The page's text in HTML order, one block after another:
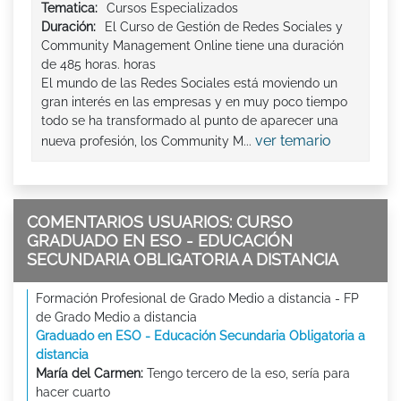
Tematica:
Cursos Especializados
Duración:
El Curso de Gestión de Redes Sociales y
Community Management Online tiene una duración
de 485 horas. horas
El mundo de las Redes Sociales está moviendo un
gran interés en las empresas y en muy poco tiempo
todo se ha transformado al punto de aparecer una
nueva profesión, los Community M... ver temario
COMENTARIOS USUARIOS: CURSO
GRADUADO EN ESO - EDUCACIÓN
SECUNDARIA OBLIGATORIA A DISTANCIA
Formación Profesional de Grado Medio a distancia - FP
de Grado Medio a distancia
Graduado en ESO - Educación Secundaria Obligatoria a
distancia
María del Carmen: Tengo tercero de la eso, sería para
hacer cuarto